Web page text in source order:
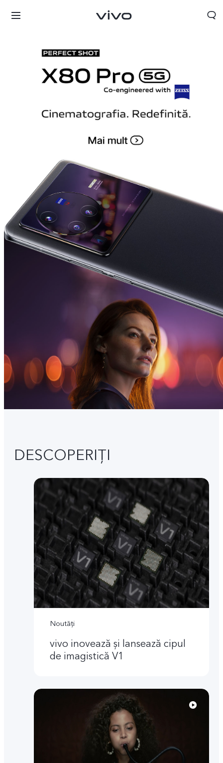
Romania | Selectați țara/regiunea
DESCOPERIȚI
Noutăți
vivo inovează și lansează cipul
de imagistică V1